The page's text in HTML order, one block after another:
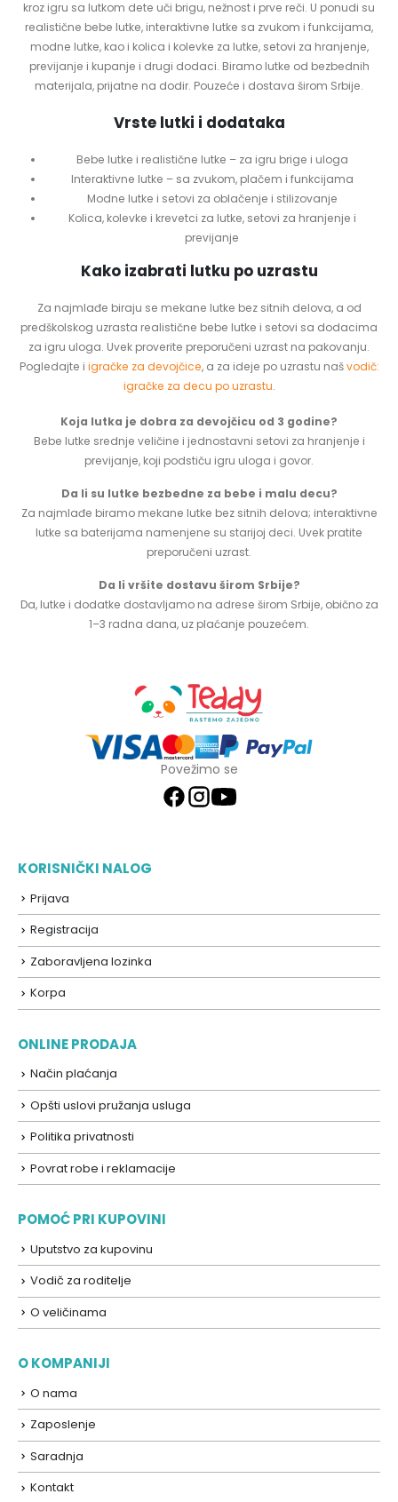
kroz igru sa lutkom dete uči brigu, nežnost i prve reči. U ponudi su
realistične bebe lutke, interaktivne lutke sa zvukom i funkcijama,
modne lutke, kao i kolica i kolevke za lutke, setovi za hranjenje,
previjanje i kupanje i drugi dodaci. Biramo lutke od bezbednih
materijala, prijatne na dodir. Pouzeće i dostava širom Srbije.
Vrste lutki i dodataka
Bebe lutke i realistične lutke – za igru brige i uloga
Interaktivne lutke – sa zvukom, plačem i funkcijama
Modne lutke i setovi za oblačenje i stilizovanje
Kolica, kolevke i krevetci za lutke, setovi za hranjenje i
previjanje
Kako izabrati lutku po uzrastu
Za najmlađe biraju se mekane lutke bez sitnih delova, a od
predškolskog uzrasta realistične bebe lutke i setovi sa dodacima
za igru uloga. Uvek proverite preporučeni uzrast na pakovanju.
Pogledajte i igračke za devojčice, a za ideje po uzrastu našvodič:
igračke za decu po uzrastu.
Koja lutka je dobra za devojčicu od 3 godine?
Bebe lutke srednje veličine i jednostavni setovi za hranjenje i
previjanje, koji podstiču igru uloga i govor.
Da li su lutke bezbedne za bebe i malu decu?
Za najmlađe biramo mekane lutke bez sitnih delova; interaktivne
lutke sa baterijama namenjene su starijoj deci. Uvek pratite
preporučeni uzrast.
Da li vršite dostavu širom Srbije?
Da, lutke i dodatke dostavljamo na adrese širom Srbije, obično za
1–3 radna dana, uz plaćanje pouzećem.
Povežimo se
KORISNIČKI NALOG
Prijava
Registracija
Zaboravljena lozinka
Korpa
ONLINE PRODAJA
Način plaćanja
Opšti uslovi pružanja usluga
Politika privatnosti
Povrat robe i reklamacije
POMOĆ PRI KUPOVINI
Uputstvo za kupovinu
Vodič za roditelje
O veličinama
O KOMPANIJI
O nama
Zaposlenje
Saradnja
Kontakt